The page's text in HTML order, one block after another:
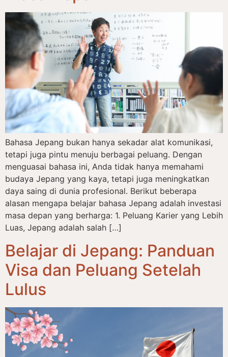
Bahasa Jepang bukan hanya sekadar alat komunikasi,
tetapi juga pintu menuju berbagai peluang. Dengan
menguasai bahasa ini, Anda tidak hanya memahami
budaya Jepang yang kaya, tetapi juga meningkatkan
daya saing di dunia profesional. Berikut beberapa
alasan mengapa belajar bahasa Jepang adalah investasi
masa depan yang berharga: 1. Peluang Karier yang Lebih
Luas, Jepang adalah salah […]
Belajar di Jepang: Panduan
Visa dan Peluang Setelah
Lulus